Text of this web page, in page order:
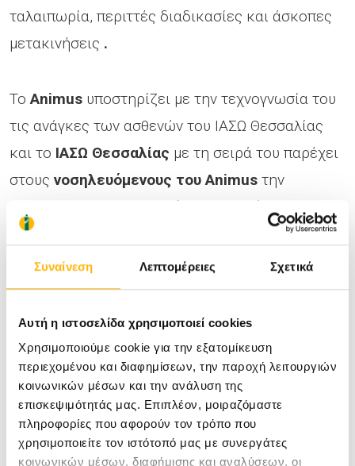
Συναίνεση Λεπτομέρειες Σχετικά
Αυτή η ιστοσελίδα χρησιμοποιεί cookies
Χρησιμοποιούμε cookie για την εξατομίκευση
περιεχομένου και διαφημίσεων, την παροχή λειτουργιών
κοινωνικών μέσων και την ανάλυση της
επισκεψιμότητάς μας. Επιπλέον, μοιραζόμαστε
πληροφορίες που αφορούν τον τρόπο που
χρησιμοποιείτε τον ιστότοπό μας με συνεργάτες
κοινωνικών μέσων, διαφήμισης και αναλύσεων, οι
ταλαιπωρία, περιττές διαδικασίες και άσκοπες
μετακινήσεις .
ΤοAnimus υποστηρίζει με την τεχνογνωσία του
τις ανάγκες των ασθενών του ΙΑΣΩ Θεσσαλίας
και το ΙΑΣΩ Θεσσαλίας με τη σειρά του παρέχει
στους νοσηλευόμενους τουAnimus την
ιατρική κάλυψη
24 ώρες το
24ωρο,
7 ημέρες την εβδομάδα, με φυσική
παρουσία 13 και πλέον ιατρικών ειδικοτήτων, σε
ετοιμότητα να αντιμετωπίσουνκάθε έκτακτο
και προγραμματισμένο περιστατικό
Από σήμερα, οι ασθενείς και των δύο Ομίλων
λαμβάνουν περισσότερες και ποιοτικότερες
υπηρεσίες υγείας. Από το πρώτο σύμπτωμα, όσο
διαρκεί η διάγνωση και η θεραπεία τους και